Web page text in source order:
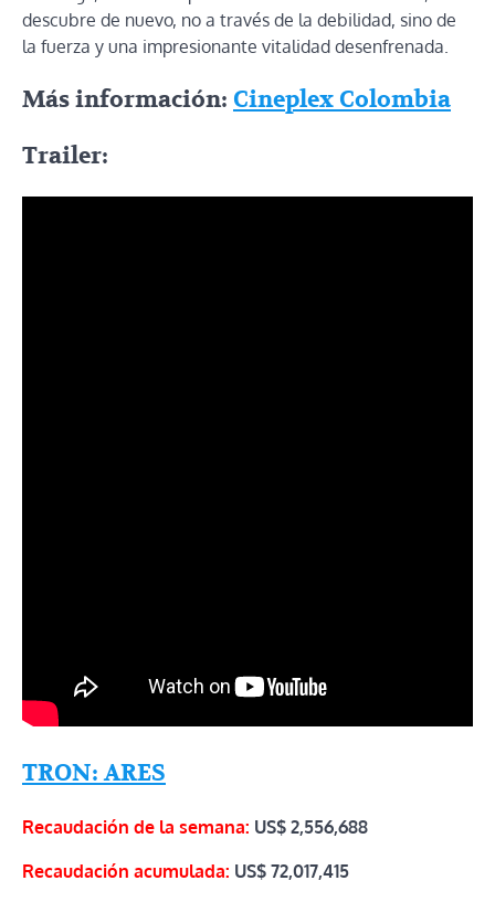
descubre de nuevo, no a través de la debilidad, sino de
la fuerza y una impresionante vitalidad desenfrenada.
Más información: Cineplex Colombia
Trailer:
TRON: ARES
Recaudación de la semana: US$ 2,556,688
Recaudación acumulada: US$ 72,017,415